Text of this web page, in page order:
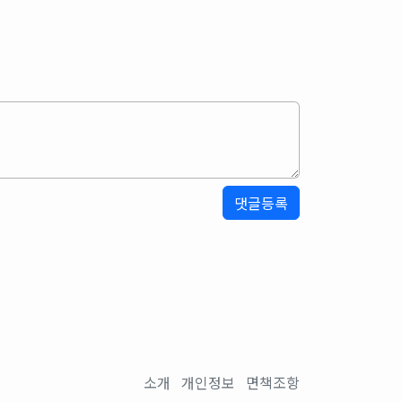
소개 개인정보 면책조항